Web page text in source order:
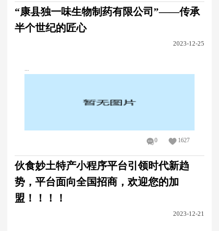
“康县独一味生物制药有限公司”——传承
半个世纪的匠心
2023-12-25
...
0 1627
伙食妙土特产小程序平台引领时代新趋
势，平台面向全国招商，欢迎您的加
盟！！！！
2023-12-21